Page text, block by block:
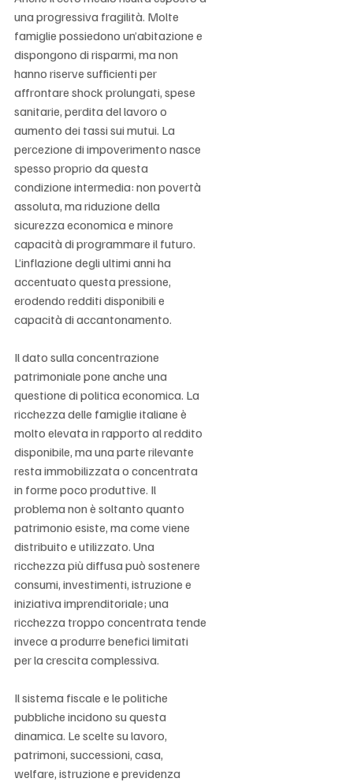
una progressiva fragilità. Molte
famiglie possiedono un’abitazione e
dispongono di risparmi, ma non
hanno riserve sufficienti per
affrontare shock prolungati, spese
sanitarie, perdita del lavoro o
aumento dei tassi sui mutui. La
percezione di impoverimento nasce
spesso proprio da questa
condizione intermedia: non povertà
assoluta, ma riduzione della
sicurezza economica e minore
capacità di programmare il futuro.
L’inflazione degli ultimi anni ha
accentuato questa pressione,
erodendo redditi disponibili e
capacità di accantonamento.
Il dato sulla concentrazione
patrimoniale pone anche una
questione di politica economica. La
ricchezza delle famiglie italiane è
molto elevata in rapporto al reddito
disponibile, ma una parte rilevante
resta immobilizzata o concentrata
in forme poco produttive. Il
problema non è soltanto quanto
patrimonio esiste, ma come viene
distribuito e utilizzato. Una
ricchezza più diffusa può sostenere
consumi, investimenti, istruzione e
iniziativa imprenditoriale; una
ricchezza troppo concentrata tende
invece a produrre benefici limitati
per la crescita complessiva.
Il sistema fiscale e le politiche
pubbliche incidono su questa
dinamica. Le scelte su lavoro,
patrimoni, successioni, casa,
welfare, istruzione e previdenza